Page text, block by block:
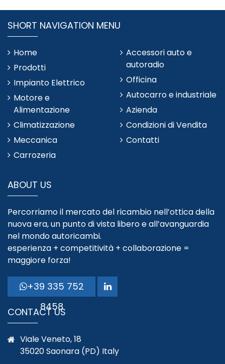
SHORT NAVIGATION MENU
Home
Prodotti
Impianto Elettrico
Motore e
Alimentazione
Climatizzazione
Meccanica
Carrozeria
Accessori auto e
autoradio
Officina
Autocarro e industriale
Azienda
Condizioni di Vendita
Contatti
ABOUT US
Percorriamo il mercato del ricambio nell’ottica della
nuova era, un punto di vista libero e all’avanguardia
nel mondo autoricambi.
esperienza + competitività + collaborazione =
maggiore forza!
+39 335 752
8458
CONTACT US
Viale Veneto, 18
35020 Saonara (PD) Italy